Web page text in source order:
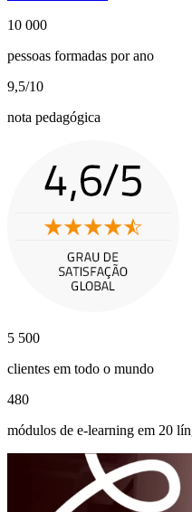
10 000
pessoas formadas por ano
9,5/10
nota pedagógica
5 500
clientes em todo o mundo
480
módulos de e-learning em 20